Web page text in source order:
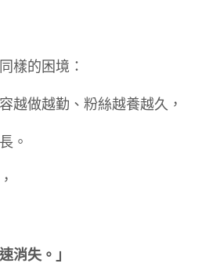
樣的困境：
越做越勤、粉絲越養越久，
。
消失。」